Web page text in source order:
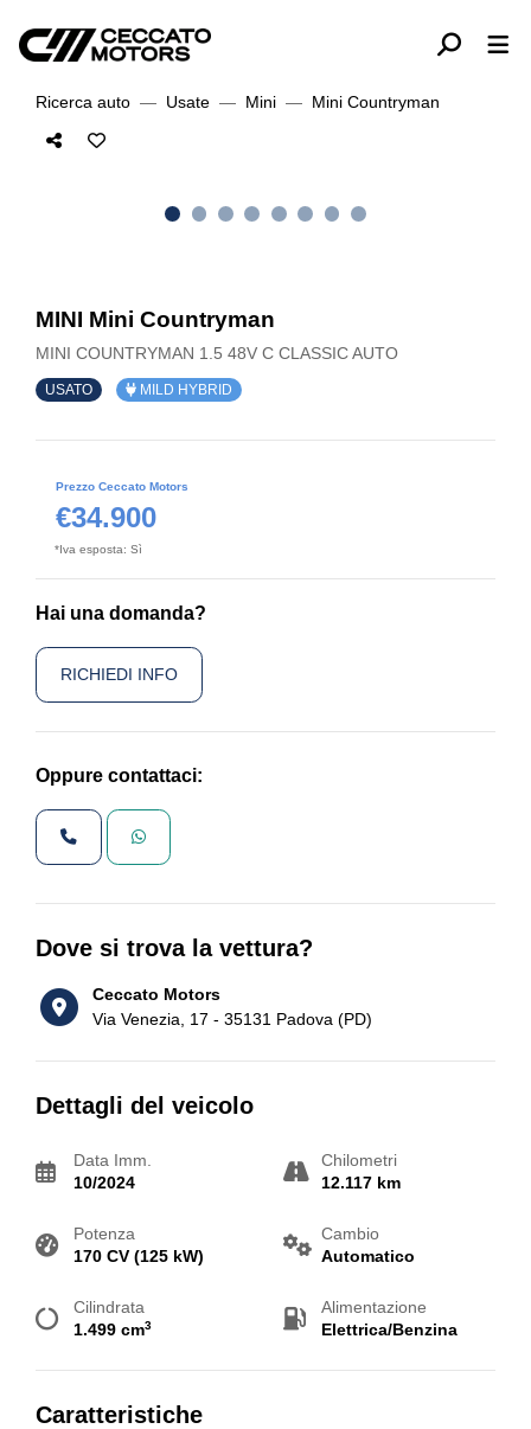
Ricerca auto Usate Mini Mini Countryman
MINI Mini Countryman
MINI COUNTRYMAN 1.5 48V C CLASSIC AUTO
USATO MILD HYBRID
Prezzo Ceccato Motors
€34.900
*Iva esposta: Sì
Hai una domanda?
RICHIEDI INFO
Oppure contattaci:
Dove si trova la vettura?
Ceccato Motors
Via Venezia, 17 - 35131 Padova (PD)
Dettagli del veicolo
Data Imm.
10/2024
Chilometri
12.117 km
Potenza
170 CV (125 kW)
Cambio
Automatico
Cilindrata
1.499 cm3
Alimentazione
Elettrica/Benzina
Caratteristiche